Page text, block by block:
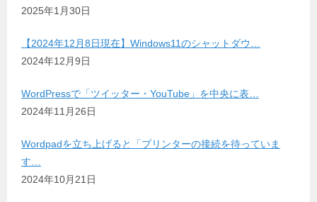
2025年1月30日
【2024年12月8日現在】Windows11のシャットダウ…
2024年12月9日
WordPressで「ツイッター・YouTube」を中央に表…
2024年11月26日
Wordpadを立ち上げると「プリンターの接続を待っていま
す…
2024年10月21日